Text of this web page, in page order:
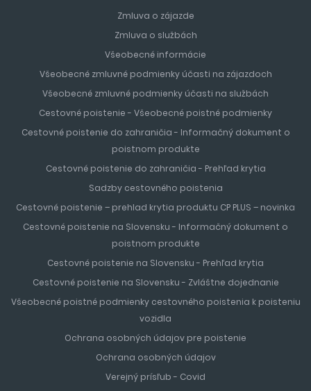
Zmluva o zájazde
Zmluva o službách
Všeobecné informácie
Všeobecné zmluvné podmienky účasti na zájazdoch
Všeobecné zmluvné podmienky účasti na službách
Cestovné poistenie - Všeobecné poistné podmienky
Cestovné poistenie do zahraničia - Informačný dokument o
poistnom produkte
Cestovné poistenie do zahraničia - Prehľad krytia
Sadzby cestovného poistenia
Cestovné poistenie – prehlad krytia produktu CP PLUS – novinka
Cestovné poistenie na Slovensku - Informačný dokument o
poistnom produkte
Cestovné poistenie na Slovensku - Prehľad krytia
Cestovné poistenie na Slovensku - Zvláštne dojednanie
Všeobecné poistné podmienky cestovného poistenia k poisteniu
vozidla
Ochrana osobných údajov pre poistenie
Ochrana osobných údajov
Verejný prísľub - Covid